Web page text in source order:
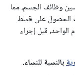
وظائف الجسم، مما
الحصول على قسط
8 ساعات في اليوم الواحد، قبل إجراء
بالنسبة للنساء.